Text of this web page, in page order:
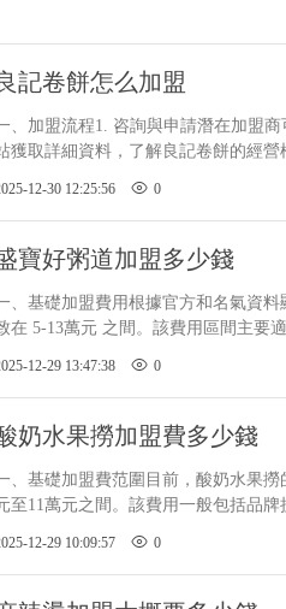
記卷餅怎么加盟
、加盟流程1. 咨詢與申請潛在加
獲取詳細資料，了解良記卷餅的經營
12-30 12:25:56 0
寶好粥道加盟多少錢
、基礎加盟費用根據官方和名氣資
在 5-13萬元 之間。該費用區間主要適
12-29 13:47:38 0
奶水果撈加盟費多少錢
、基礎加盟費范圍目前，酸奶水果
至11萬元之間。該費用一般包括品
12-29 10:09:57 0